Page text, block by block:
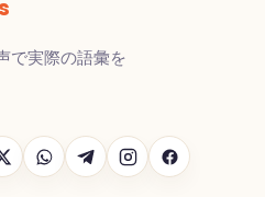
で実際の語彙を